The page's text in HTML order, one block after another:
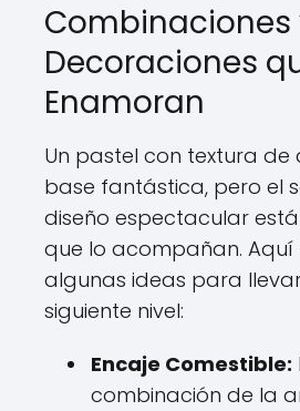
Combinaciones
Decoraciones
Enamoran
Un pastel con textura de
base fantástica, pero el
diseño espectacular
que lo acompañan.
algunas ideas para
siguiente nivel:
Encaje Comestible:
combinación de la